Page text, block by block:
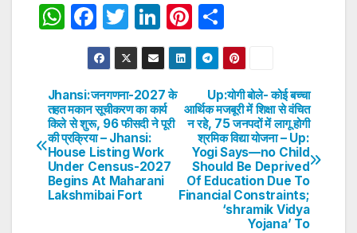
W
s
A
p
p
F
a
c
e
b
o
o
k
T
w
itt
er
Li
n
k
e
dI
n
Pi
nt
er
st
h
ar
e
Post
navigation
Up:योगी बोले- कोई बच्चा
आर्थिक मजबूरी में शिक्षा से वंचित
न रहे, 75 जनपदों में लागू होगी
श्रमिक विद्या योजना – Up:
Yogi Says—no Child
Should Be Deprived
Of Education Due To
Financial Constraints;
‘shramik Vidya
Yojana’ To
Jhansi:जनगणना-2027 के
तहत मकान सूचीकरण का कार्य
किले से शुरू, 96 फीसदी ने पूरी
की प्रक्रिया – Jhansi:
House Listing Work
Under Census-2027
Begins At Maharani
Lakshmibai Fort